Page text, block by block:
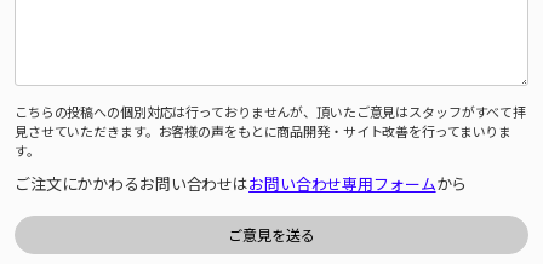
こちらの投稿への個別対応は行っておりませんが、頂いたご意見はスタッフがすべて拝
見させていただきます。お客様の声をもとに商品開発・サイト改善を行ってまいりま
す。
ご注文にかかわるお問い合わせはお問い合わせ専用フォームから